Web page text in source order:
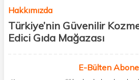
Hakkımızda
Türkiye’nin Güvenilir
Edici Gıda Mağazası
kişisel bakım hem de takviye edici gıda
buluşturuyoruz. Artık mağaza mağaza
E-Bülten